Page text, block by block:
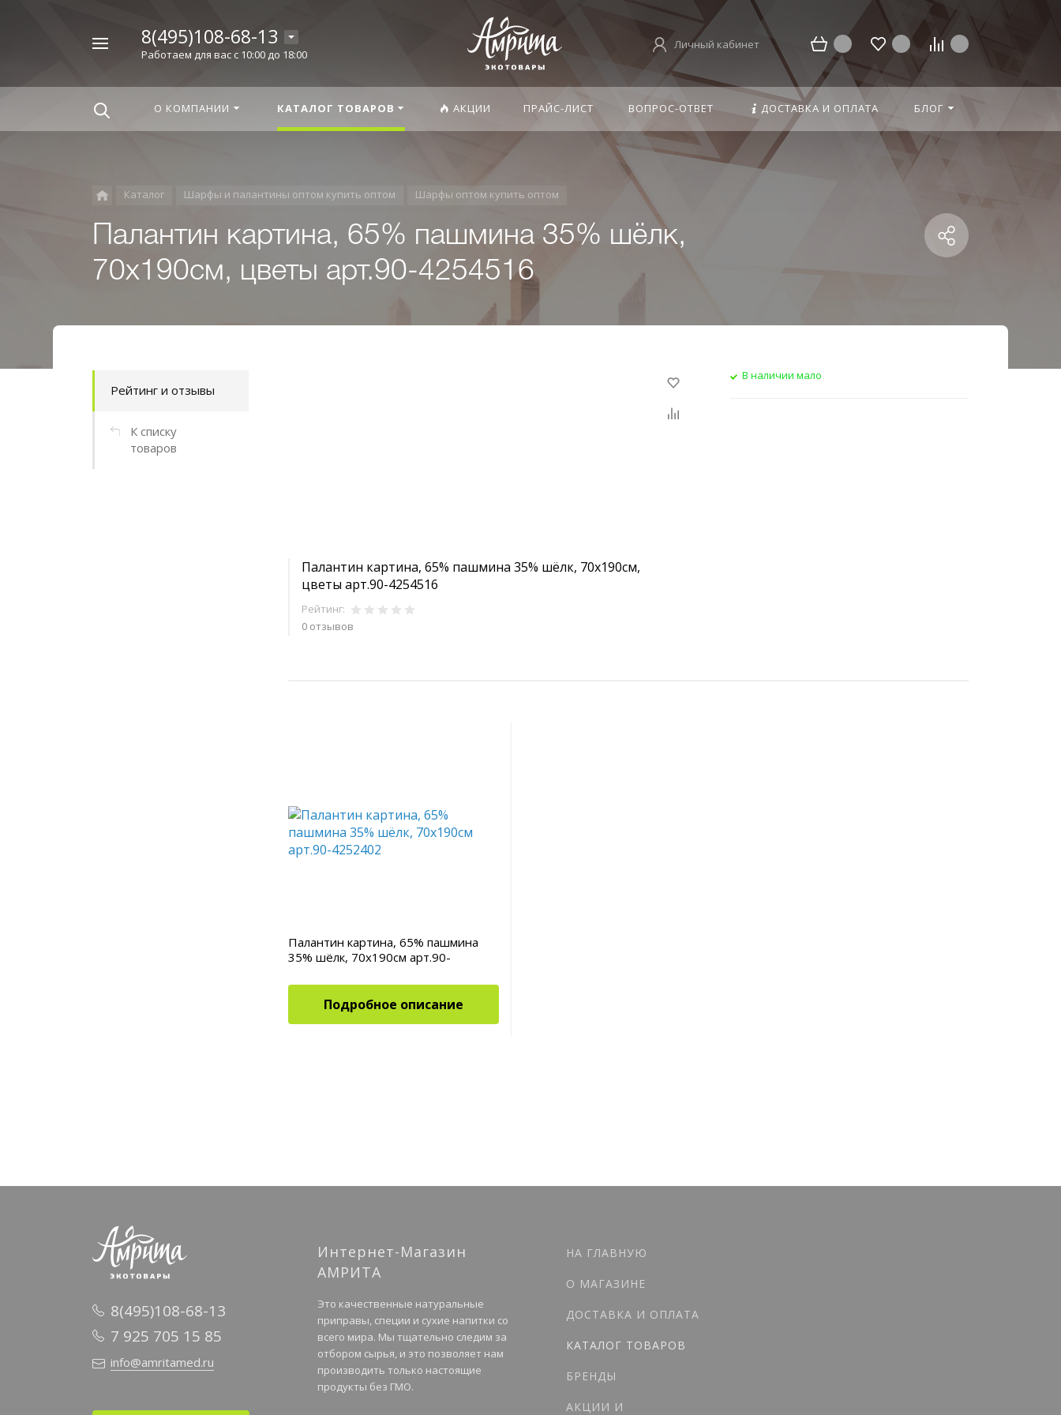
8(495)108-68-13
Работаем для вас с 10:00 до 18:00
Личный кабинет
О КОМПАНИИ КАТАЛОГ ТОВАРОВ АКЦИИ ПРАЙС-ЛИСТ ВОПРОС-ОТВЕТ ДОСТАВКА И ОПЛАТА БЛОГ
Каталог Шарфы и палантины оптом купить оптом Шарфы оптом купить оптом
Палантин картина, 65% пашмина 35% шёлк,
70x190см, цветы арт.90-4254516
Рейтинг и отзывы
К списку
товаров
Палантин картина, 65% пашмина 35% шёлк, 70x190см,
цветы арт.90-4254516
Рейтинг:
0 отзывов
В наличии мало
Палантин картина, 65% пашмина
35% шёлк, 70x190см арт.90-
Подробное описание
8(495)108-68-13
7 925 705 15 85
info@amritamed.ru
Интернет-Магазин
АМРИТА
Это качественные натуральные
приправы, специи и сухие напитки со
всего мира. Мы тщательно следим за
отбором сырья, и это позволяет нам
производить только настоящие
продукты без ГМО.
НА ГЛАВНУЮ
О МАГАЗИНЕ
ДОСТАВКА И ОПЛАТА
КАТАЛОГ ТОВАРОВ
БРЕНДЫ
АКЦИИ И